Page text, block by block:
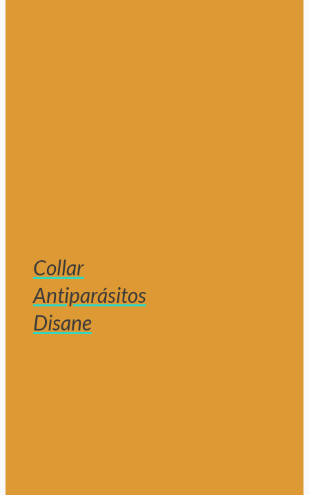
Collar
Antiparásitos
Disane